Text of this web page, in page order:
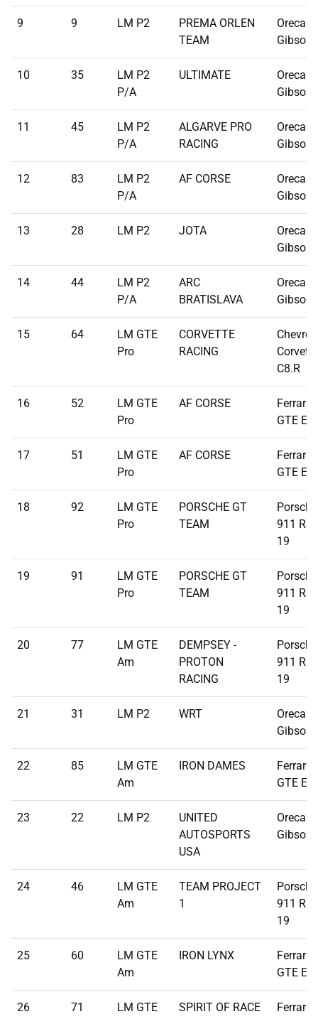
9 9 LM P2
PREMA ORLEN
TEAM
Oreca
Gibson
10 35
LM P2
P/A
ULTIMATE
Oreca
Gibson
11 45
LM P2
P/A
ALGARVE PRO
RACING
Oreca
Gibson
12 83
LM P2
P/A
AF CORSE
Oreca
Gibson
13 28 LM P2 JOTA
Oreca
Gibson
14 44
LM P2
P/A
ARC
BRATISLAVA
Oreca
Gibson
15 64
LM GTE
Pro
CORVETTE
RACING
Corvette
C8.R
16 52
LM GTE
Pro
AF CORSE
Ferrari
GTE
17 51
LM GTE
Pro
AF CORSE
Ferrari
GTE
18 92
LM GTE
Pro
PORSCHE GT
TEAM
Porsche
911
19
19 91
LM GTE
Pro
PORSCHE GT
TEAM
Porsche
911
19
20 77
LM GTE
Am
DEMPSEY -
PROTON
RACING
Porsche
911
19
21 31 LM P2 WRT
Oreca
Gibson
22 85
LM GTE
Am
IRON DAMES
Ferrari
GTE
23 22 LM P2
UNITED
AUTOSPORTS
USA
Oreca
Gibson
24 46
LM GTE
Am
TEAM PROJECT
1
Porsche
911
19
25 60
LM GTE
Am
IRON LYNX
Ferrari
GTE
26 71
LM GTE
SPIRIT OF RACE
Ferrari